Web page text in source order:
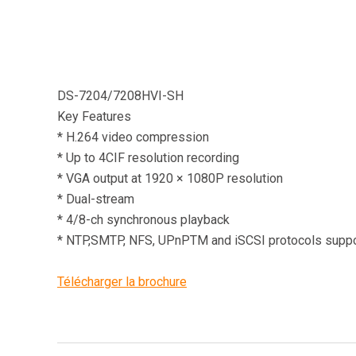
DS-7204/7208HVI-SH
Key Features
* H.264 video compression
* Up to 4CIF resolution recording
* VGA output at 1920 × 1080P resolution
* Dual-stream
* 4/8-ch synchronous playback
* NTP,SMTP, NFS, UPnPTM and iSCSI protocols
Télécharger la brochure